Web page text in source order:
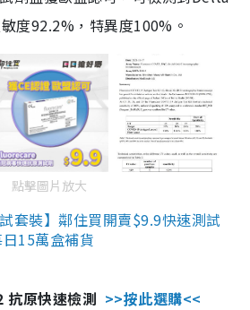
度92.2%，特異度100%。
點擊圖片放大
套裝】鄰住買開賣$9.9快速測試
15萬盒補貨
抗原快速檢測 >>按此選購<<